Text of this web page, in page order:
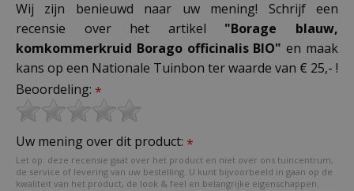
Wij zijn benieuwd naar uw mening! Schrijf een
recensie over het artikel "Borage blauw,
komkommerkruid Borago officinalis BIO" en maak
kans op een Nationale Tuinbon ter waarde van € 25,- !
Beoordeling: *
Uw mening over dit product: *
Let op: deze recensie gaat over het product en niet over ons tuincentrum,
de service of levering van uw bestelling. U kunt bijvoorbeeld in gaan op de
kwaliteit van het product, de look & feel en belangrijke eigenschappen.